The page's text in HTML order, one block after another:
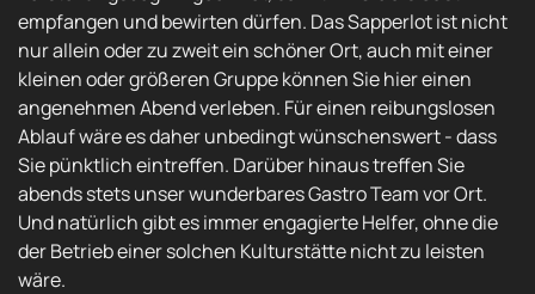
empfangen und bewirten dürfen. Das Sapperlot ist nicht
nur allein oder zu zweit ein schöner Ort, auch mit einer
kleinen oder größeren Gruppe können Sie hier einen
angenehmen Abend verleben. Für einen reibungslosen
Ablauf wäre es daher unbedingt wünschenswert - dass
Sie pünktlich eintreffen. Darüber hinaus treffen Sie
abends stets unser wunderbares Gastro Team vor Ort.
Und natürlich gibt es immer engagierte Helfer, ohne die
der Betrieb einer solchen Kulturstätte nicht zu leisten
wäre.